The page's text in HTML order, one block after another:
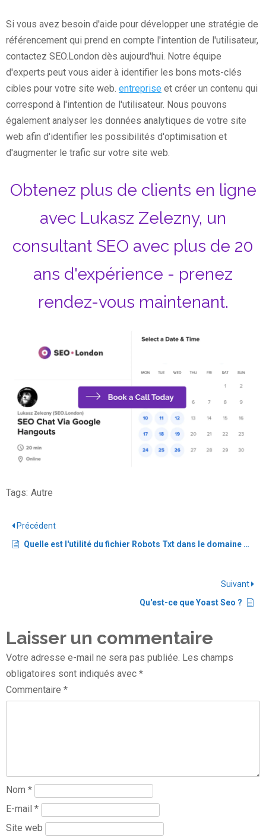
Si vous avez besoin d'aide pour développer une stratégie de
référencement qui prend en compte l'intention de l'utilisateur,
contactez SEO.London dès aujourd'hui. Notre équipe
d'experts peut vous aider à identifier les bons mots-clés
cibles pour votre site web. entreprise et créer un contenu qui
correspond à l'intention de l'utilisateur. Nous pouvons
également analyser les données analytiques de votre site
web afin d'identifier les possibilités d'optimisation et
d'augmenter le trafic sur votre site web.
Obtenez plus de clients en ligne
avec Lukasz Zelezny, un
consultant SEO avec plus de 20
ans d'expérience - prenez
rendez-vous maintenant.
Tags: Autre
Précédent
Quelle est l'utilité du fichier Robots Txt dans le domaine du référencement ?
Suivant
Qu'est-ce que Yoast Seo ?
Laisser un commentaire
Votre adresse e-mail ne sera pas publiée. Les champs
obligatoires sont indiqués avec *
Commentaire *
Nom *
E-mail *
Site web